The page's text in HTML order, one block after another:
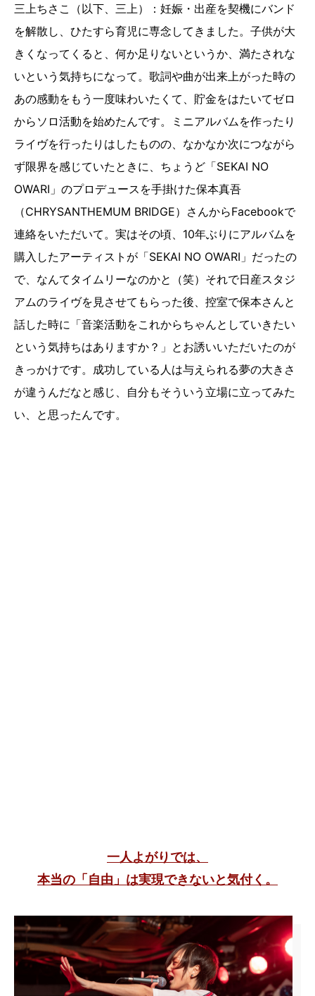
三上ちさこ（以下、三上）：妊娠・出産を契機にバンド
を解散し、ひたすら育児に専念してきました。子供が大
きくなってくると、何か足りないというか、満たされな
いという気持ちになって。歌詞や曲が出来上がった時の
あの感動をもう一度味わいたくて、貯金をはたいてゼロ
からソロ活動を始めたんです。ミニアルバムを作ったり
ライヴを行ったりはしたものの、なかなか次につながら
ず限界を感じていたときに、ちょうど「SEKAI NO
OWARI」のプロデュースを手掛けた保本真吾
（CHRYSANTHEMUM BRIDGE）さんからFacebookで
連絡をいただいて。実はその頃、10年ぶりにアルバムを
購入したアーティストが「SEKAI NO OWARI」だったの
で、なんてタイムリーなのかと（笑）それで日産スタジ
アムのライヴを見させてもらった後、控室で保本さんと
話した時に「音楽活動をこれからちゃんとしていきたい
という気持ちはありますか？」とお誘いいただいたのが
きっかけです。成功している人は与えられる夢の大きさ
が違うんだなと感じ、自分もそういう立場に立ってみた
い、と思ったんです。
一人よがりでは、
本当の「自由」は実現できないと気付く。